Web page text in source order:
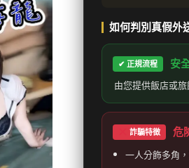
如何判別真假外
✔ 正規流程 安
由您提供飯店或
詐騙特徵 危
一人分飾多角